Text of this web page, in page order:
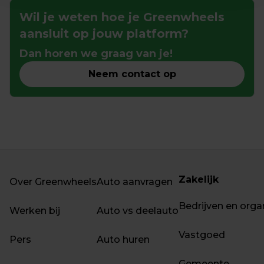
Wil je weten hoe je Greenwheels
aansluit op jouw platform?
Dan horen we graag van je!
Neem contact op
Over Greenwheels
Werken bij
Pers
Auto aanvragen
Auto vs deelauto
Auto huren
Zakelijk
Bedrijven en
Vastgoed